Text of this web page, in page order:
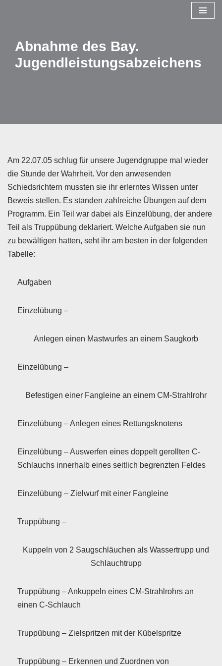
Inhalt
Abnahme des Bay.
Jugendleistungsabzeichens
Am 22.07.05 schlug für unsere Jugendgruppe mal wieder
die Stunde der Wahrheit. Vor den anwesenden
Schiedsrichtern mussten sie ihr erlerntes Wissen unter
Beweis stellen. Es standen zahlreiche Übungen auf dem
Programm. Ein Teil war dabei als Einzelübung, der andere
Teil als Truppübung deklariert. Welche Aufgaben sie nun
zu bewältigen hatten, seht ihr am besten in der folgenden
Tabelle:
Aufgaben
Einzelübung –
Anlegen einen Mastwurfes an einem Saugkorb
Einzelübung –
Befestigen einer Fangleine an einem CM-Strahlrohr
Einzelübung – Anlegen eines Rettungsknotens
Einzelübung – Auswerfen eines doppelt gerollten C-
Schlauchs innerhalb eines seitlich begrenzten Feldes
Einzelübung – Zielwurf mit einer Fangleine
Truppübung –
Kuppeln von 2 Saugschläuchen als Wassertrupp und
Schlauchtrupp
Truppübung – Ankuppeln eines CM-Strahlrohrs an
einen C-Schlauch
Truppübung – Zielspritzen mit der Kübelspritze
Truppübung – Erkennen und Zuordnen von